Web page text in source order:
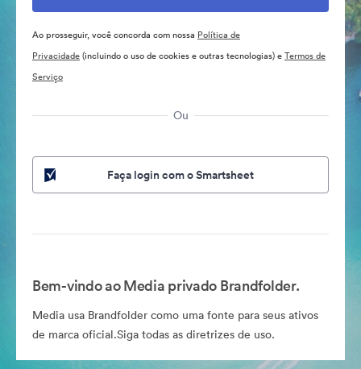
Ao prosseguir, você concorda com nossa Política de
Privacidade(incluindo o uso de cookies e outras tecnologias) eTermos de
Serviço
Ou
Faça login com o Smartsheet
Bem-vindo ao Media privado Brandfolder.
Media usa Brandfolder como uma fonte para seus ativos
de marca oficial.Siga todas as diretrizes de uso.